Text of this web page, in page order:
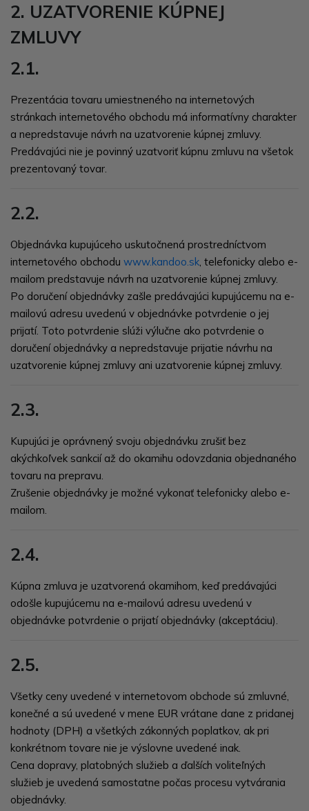
2. UZATVORENIE KÚPNEJ
ZMLUVY
2.1.
Prezentácia tovaru umiestneného na internetových
stránkach internetového obchodu má informatívny charakter
a nepredstavuje návrh na uzatvorenie kúpnej zmluvy.
Predávajúci nie je povinný uzatvoriť kúpnu zmluvu na všetok
prezentovaný tovar.
2.2.
Objednávka kupujúceho uskutočnená prostredníctvom
internetového obchodu www.kandoo.sk, telefonicky alebo e-
mailom predstavuje návrh na uzatvorenie kúpnej zmluvy.
Po doručení objednávky zašle predávajúci kupujúcemu na e-
mailovú adresu uvedenú v objednávke potvrdenie o jej
prijatí. Toto potvrdenie slúži výlučne ako potvrdenie o
doručení objednávky a nepredstavuje prijatie návrhu na
uzatvorenie kúpnej zmluvy ani uzatvorenie kúpnej zmluvy.
2.3.
Kupujúci je oprávnený svoju objednávku zrušiť bez
akýchkoľvek sankcií až do okamihu odovzdania objednaného
tovaru na prepravu.
Zrušenie objednávky je možné vykonať telefonicky alebo e-
mailom.
2.4.
Kúpna zmluva je uzatvorená okamihom, keď predávajúci
odošle kupujúcemu na e-mailovú adresu uvedenú v
objednávke potvrdenie o prijatí objednávky (akceptáciu).
2.5.
Všetky ceny uvedené v internetovom obchode sú zmluvné,
konečné a sú uvedené v mene EUR vrátane dane z pridanej
hodnoty (DPH) a všetkých zákonných poplatkov, ak pri
konkrétnom tovare nie je výslovne uvedené inak.
Cena dopravy, platobných služieb a ďalších voliteľných
služieb je uvedená samostatne počas procesu vytvárania
objednávky.